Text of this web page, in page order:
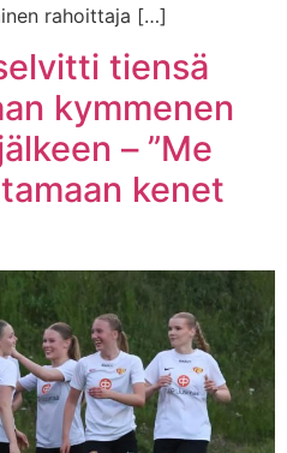
rahoittaja […]
tiensä
kymmenen
– ”Me
kenet